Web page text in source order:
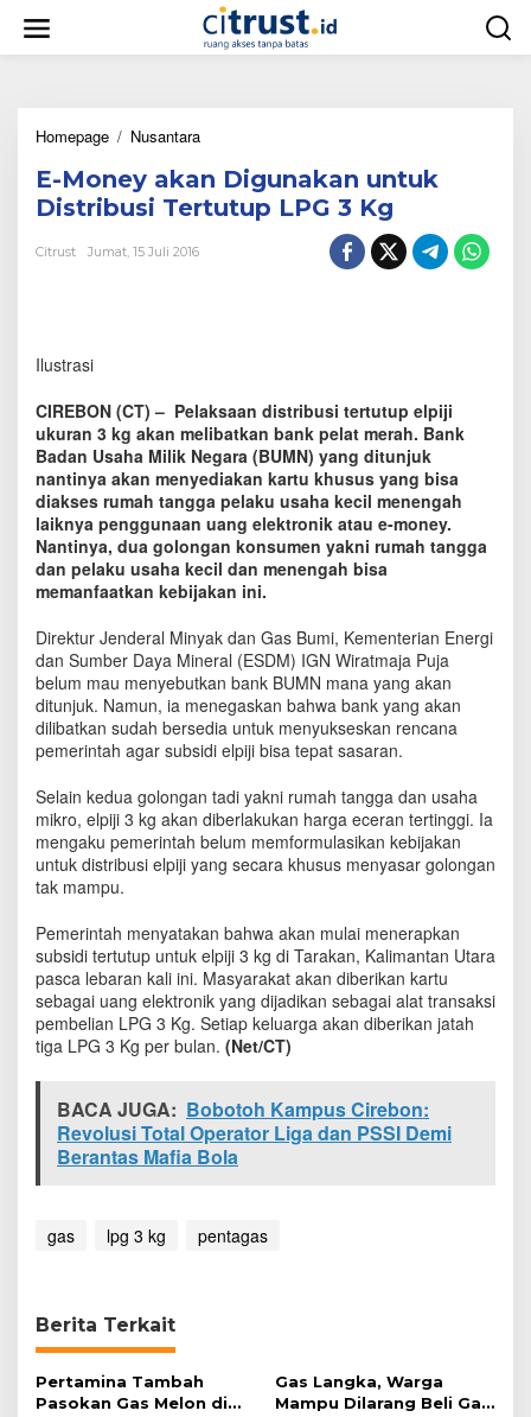
w
Homepage / Nusantara
M
o
n
g
u
n
a
k
a
n
u
n
t
k
D
i
s
t
r
b
u
s
i
r
t
u
t
u
p
L
3
K
g
E-Money akan Digunakan untuk
Distribusi Tertutup LPG 3 Kg
Citrust Jumat, 15 Juli 2016
Ilustrasi
CIREBON (CT) – Pelaksaan distribusi tertutup elpiji
ukuran 3 kg akan melibatkan bank pelat merah. Bank
Badan Usaha Milik Negara (BUMN) yang ditunjuk
nantinya akan menyediakan kartu khusus yang bisa
diakses rumah tangga pelaku usaha kecil menengah
laiknya penggunaan uang elektronik atau e-money.
Nantinya, dua golongan konsumen yakni rumah tangga
dan pelaku usaha kecil dan menengah bisa
memanfaatkan kebijakan ini.
Direktur Jenderal Minyak dan Gas Bumi, Kementerian Energi
dan Sumber Daya Mineral (ESDM) IGN Wiratmaja Puja
belum mau menyebutkan bank BUMN mana yang akan
ditunjuk. Namun, ia menegaskan bahwa bank yang akan
dilibatkan sudah bersedia untuk menyukseskan rencana
pemerintah agar subsidi elpiji bisa tepat sasaran.
Selain kedua golongan tadi yakni rumah tangga dan usaha
mikro, elpiji 3 kg akan diberlakukan harga eceran tertinggi. Ia
mengaku pemerintah belum memformulasikan kebijakan
untuk distribusi elpiji yang secara khusus menyasar golongan
tak mampu.
Pemerintah menyatakan bahwa akan mulai menerapkan
subsidi tertutup untuk elpiji 3 kg di Tarakan, Kalimantan Utara
pasca lebaran kali ini. Masyarakat akan diberikan kartu
sebagai uang elektronik yang dijadikan sebagai alat transaksi
pembelian LPG 3 Kg. Setiap keluarga akan diberikan jatah
tiga LPG 3 Kg per bulan. (Net/CT)
BACA JUGA: Bobotoh Kampus Cirebon:
Revolusi Total Operator Liga dan PSSI Demi
Berantas Mafia Bola
gas lpg 3 kg pentagas
Berita Terkait
Pertamina Tambah
Pasokan Gas Melon di
Gas Langka, Warga
Mampu Dilarang Beli Gas